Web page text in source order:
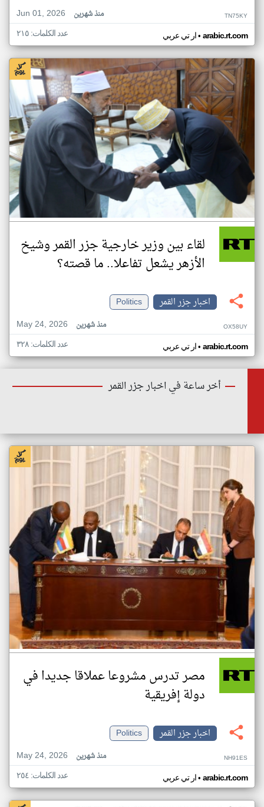
Jun 01, 2026
منذ شهرين TN75KY
ار تي عربي• arabic.rt.com عدد الكلمات: ٢١٥
لقاء بين وزير خارجية جزر القمر وشيخ
الأزهر يشعل تفاعلا.. ما قصته؟
اخبار جزر القمر
Politics
May 24, 2026
منذ شهرين OX58UY
ار تي عربي• arabic.rt.com عدد الكلمات: ٣٢٨
أخر ساعة في اخبار جزر القمر
مصر تدرس مشروعا عملاقا جديدا في
دولة إفريقية
اخبار جزر القمر
Politics
May 24, 2026
منذ شهرين NH91ES
ار تي عربي• arabic.rt.com عدد الكلمات: ٢٥٤